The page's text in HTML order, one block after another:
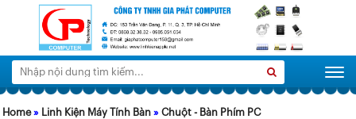
Tìm
kiếm:
Home» Linh Kiện Máy Tính Bàn » Chuột - Bàn Phím PC